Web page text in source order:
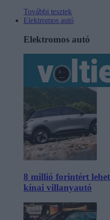
További tesztek
Elektromos autó
Elektromos autó
8 millió forintért
kínai villanyautó